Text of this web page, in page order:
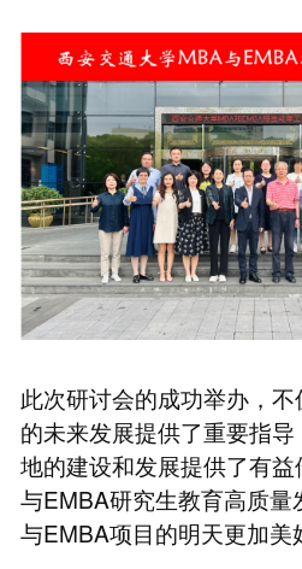
此次研讨会的成功举办，
的未来发展提供了重要指
地的建设和发展提供了有
与EMBA研究生教育高质
与EMBA项目的明天更加美